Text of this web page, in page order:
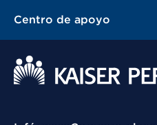
Centro de apoyo